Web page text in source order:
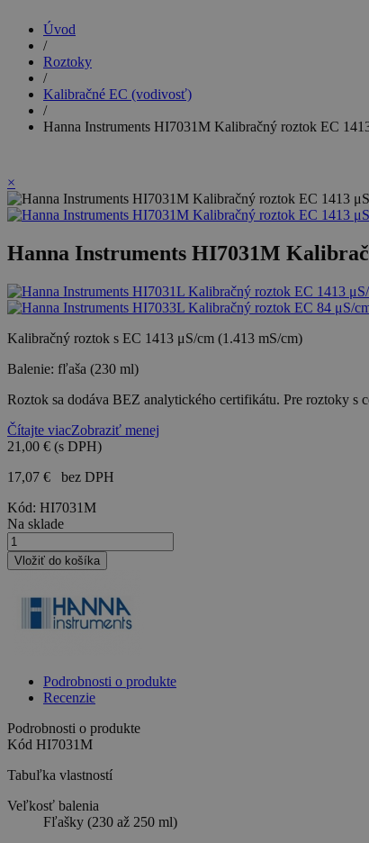
Úvod
/
Roztoky
/
Kalibračné EC (vodivosť)
/
Hanna Instruments HI7031M Kalibračný roztok EC
×
Hanna Instruments HI7031M
Kalibračný roztok s EC 1413 μS/cm (1.413 mS/cm)
Balenie: fľaša (230 ml)
Roztok sa dodáva BEZ analytického certifikátu. Pre roztoky s
Čítajte viacZobraziť menej
21,00 € (s DPH)
17,07 €
bez DPH
Kód: HI7031M
Na sklade
Vložiť do košíka
Podrobnosti o produkte
Recenzie
Podrobnosti o produkte
Kód HI7031M
Tabuľka vlastností
Veľkosť balenia
Fľašky (230 až 250 ml)